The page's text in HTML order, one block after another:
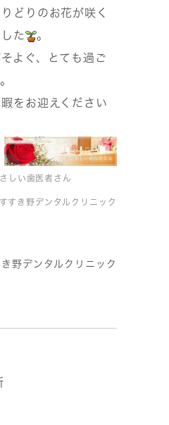
どりのお花が咲く
た
。
よぐ、とても過ご
をお迎えください
さしい歯医者さん
すすき野デンタルクリニック
き野デンタルクリニック